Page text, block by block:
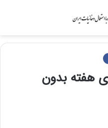
هفته بدون